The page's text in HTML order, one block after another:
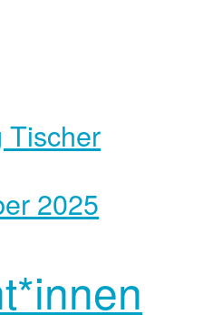
Tischer
2025